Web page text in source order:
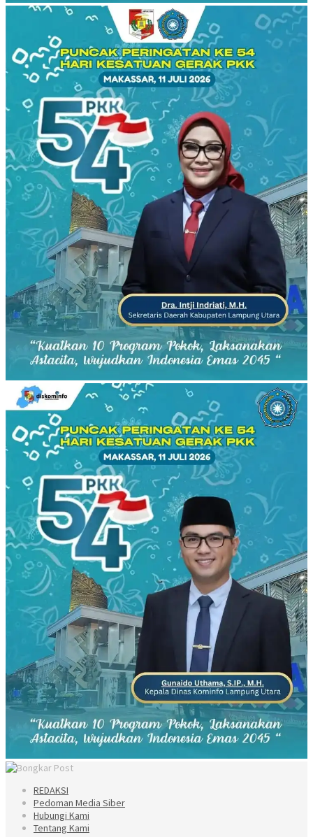
REDAKSI
Pedoman Media Siber
Hubungi Kami
Tentang Kami